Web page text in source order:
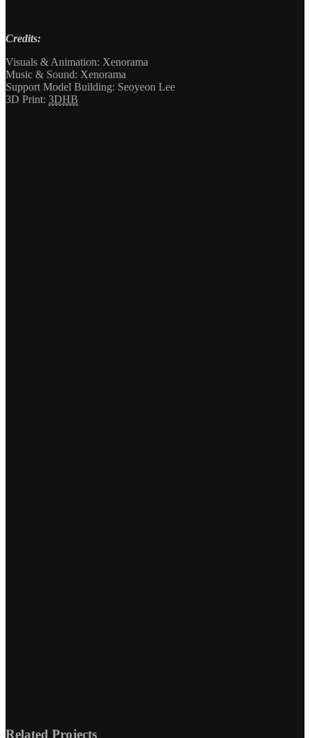
Credits:
Visuals & Animation: Xenorama
Music & Sound: Xenorama
Support Model Building: Seoyeon Lee
3D Print: 3DHB